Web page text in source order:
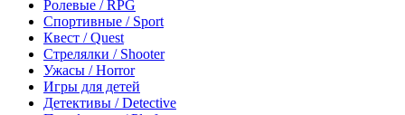
Ролевые / RPG
Спортивные / Sport
Квест / Quest
Стрелялки / Shooter
Ужасы / Horror
Игры для детей
Детективы / Detective